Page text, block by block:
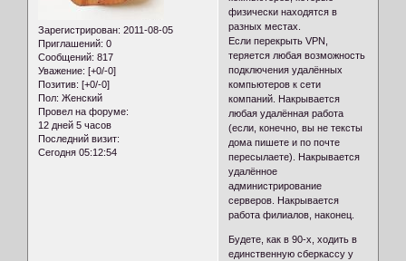
Зарегистрирован: 2011-08-05
Приглашений: 0
Сообщений: 817
Уважение: [+0/-0]
Позитив: [+0/-0]
Пол: Женский
Провел на форуме:
12 дней 5 часов
Последний визит:
Сегодня 05:12:54
физически находятся в
разных местах.
Если перекрыть VPN,
теряется любая возможность
подключения удалённых
компьютеров к сети
компаний. Накрывается
любая удалённая работа
(если, конечно, вы не тексты
дома пишете и по почте
пересылаете). Накрывается
удалённое
администрирование
серверов. Накрывается
работа филиалов, наконец.
Будете, как в 90-х, ходить в
единственную сберкассу у